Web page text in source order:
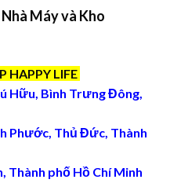
Máy và Kho
HAPPY LIFE
Hữu, Bình Trưng Đông,
Phước, Thủ Đức, Thành
Thành phố Hồ Chí Minh